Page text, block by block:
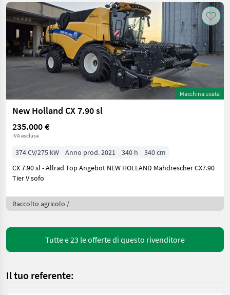
Macchina usata
New Holland CX 7.90 sl
235.000 €
IVA esclusa
374 CV/275 kW Anno prod. 2021 340 h
340 cm
CX 7.90 sl - Allrad Top Angebot NEW HOLLAND Mähdrescher CX7.90
Tier V sofo
Raccolto agricolo /
Tutte e 23 le offerte di questo rivenditore
Il tuo referente: